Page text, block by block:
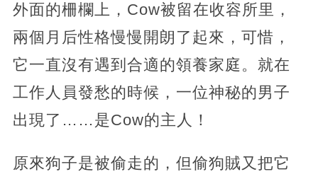
外面的柵欄上，Cow被留在收容所里，
兩個月后性格慢慢開朗了起來，可惜，
它一直沒有遇到合適的領養家庭。就在
工作人員發愁的時候，一位神秘的男子
出現了……是Cow的主人！
原來狗子是被偷走的，但偷狗賊又把它